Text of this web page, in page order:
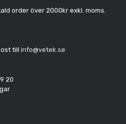
order över 2000kr exkl. moms.
till info@vetek.se
20